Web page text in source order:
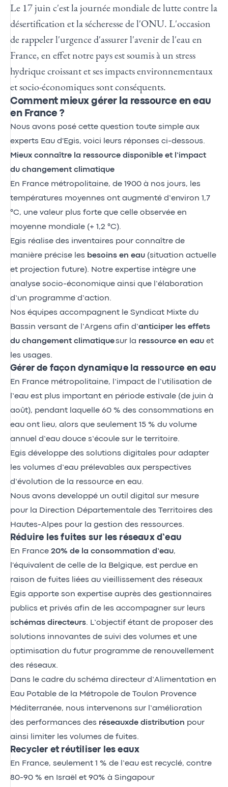
Le 17 juin c'est la journée mondiale de lutte contre la
désertification et la sécheresse de l'ONU. L'occasion
de rappeler l'urgence d'assurer l'avenir de l'eau en
France, en effet notre pays est soumis à un stress
hydrique croissant et ses impacts environnementaux
et socio-économiques sont conséquents.
Comment mieux gérer la ressource en eau
en France ?
Nous avons posé cette question toute simple aux
experts Eau d'Egis, voici leurs réponses ci-dessous.
Mieux connaître la ressource disponible et l’impact
du changement climatique
En France métropolitaine, de 1900 à nos jours, les
températures moyennes ont augmenté d’environ 1,7
°C, une valeur plus forte que celle observée en
moyenne mondiale (+ 1,2 °C).
Egis réalise des inventaires pour connaître de
manière précise les besoins en eau (situation actuelle
et projection future). Notre expertise intègre une
analyse socio-économique ainsi que l’élaboration
d’un programme d’action.
Nos équipes accompagnent le Syndicat Mixte du
Bassin versant de l’Argens afin d’anticiper les effets
du changement climatiquesur la ressource en eau et
les usages.
Gérer de façon dynamique la ressource en eau
En France métropolitaine, l’impact de l’utilisation de
l’eau est plus important en période estivale (de juin à
août), pendant laquelle 60 % des consommations en
eau ont lieu, alors que seulement 15 % du volume
annuel d’eau douce s’écoule sur le territoire.
Egis développe des solutions digitales pour adapter
les volumes d’eau prélevables aux perspectives
d’évolution de la ressource en eau.
Nous avons developpé un outil digital sur mesure
pour la Direction Départementale des Territoires des
Hautes-Alpes pour la gestion des ressources.
Réduire les fuites sur les réseaux d’eau
En France 20% de la consommation d’eau,
l'équivalent de celle de la Belgique, est perdue en
raison de fuites liées au vieillissement des réseaux
Egis apporte son expertise auprès des gestionnaires
publics et privés afin de les accompagner sur leurs
schémas directeurs. L’objectif étant de proposer des
solutions innovantes de suivi des volumes et une
optimisation du futur programme de renouvellement
des réseaux.
Dans le cadre du schéma directeur d’Alimentation en
Eau Potable de la Métropole de Toulon Provence
Méditerranée, nous intervenons sur l’amélioration
des performances des réseauxde distribution pour
ainsi limiter les volumes de fuites.
Recycler et réutiliser les eaux
En France, seulement 1 % de l’eau est recyclé, contre
80-90 % en Israël et 90% à Singapour